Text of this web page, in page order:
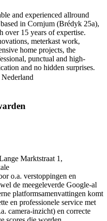
and experienced allround
in Cornjum (Brédyk 25a),
over 15 years of expertise.
meterkast work,
home projects, the
punctual and high-
and no hidden surprises.
Marktstraat 1,
o.a. verstoppingen en
de meegeleverde Google-al
platformsamenvattingen komt
en professionele service met
camera-inzicht) en correcte